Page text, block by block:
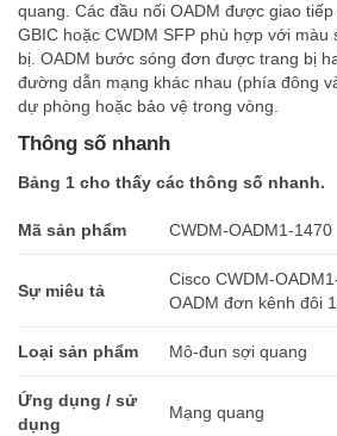
quang. Các đầu nối OADM được giao
GBIC hoặc CWDM SFP phù hợp với màu
bị. OADM bước sóng đơn được trang bị
đường dẫn mạng khác nhau (phía đông
dự phòng hoặc bảo vệ trong vòng.
Thông số nhanh
Bảng 1 cho thấy các thông số nhanh.
Mã sản phẩm CWDM-OADM1-1470
Sự miêu tả
Cisco CWDM-
OADM đơn kênh đôi
Loại sản phẩm Mô-đun sợi quang
Ứng dụng / sử
dụng
Mạng quang